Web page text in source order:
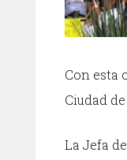
Con esta
Ciudad
La Jefa